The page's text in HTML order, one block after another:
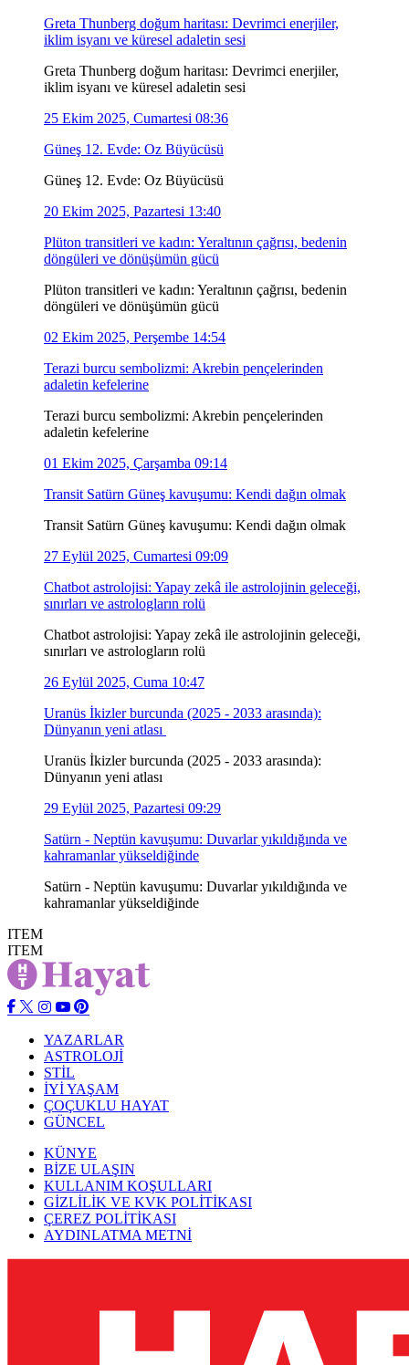
Greta Thunberg doğum haritası: Devrimci enerjiler,
iklim isyanı ve küresel adaletin sesi
Greta Thunberg doğum haritası: Devrimci enerjiler,
iklim isyanı ve küresel adaletin sesi
25 Ekim 2025, Cumartesi 08:36
Güneş 12. Evde: Oz Büyücüsü
Güneş 12. Evde: Oz Büyücüsü
20 Ekim 2025, Pazartesi 13:40
Plüton transitleri ve kadın: Yeraltının çağrısı, bedenin
döngüleri ve dönüşümün gücü
Plüton transitleri ve kadın: Yeraltının çağrısı, bedenin
döngüleri ve dönüşümün gücü
02 Ekim 2025, Perşembe 14:54
Terazi burcu sembolizmi: Akrebin pençelerinden
adaletin kefelerine
Terazi burcu sembolizmi: Akrebin pençelerinden
adaletin kefelerine
01 Ekim 2025, Çarşamba 09:14
Transit Satürn Güneş kavuşumu: Kendi dağın olmak
Transit Satürn Güneş kavuşumu: Kendi dağın olmak
27 Eylül 2025, Cumartesi 09:09
Chatbot astrolojisi: Yapay zekâ ile astrolojinin geleceği,
sınırları ve astrologların rolü
Chatbot astrolojisi: Yapay zekâ ile astrolojinin geleceği,
sınırları ve astrologların rolü
26 Eylül 2025, Cuma 10:47
Uranüs İkizler burcunda (2025 - 2033 arasında):
Dünyanın yeni atlası
Uranüs İkizler burcunda (2025 - 2033 arasında):
Dünyanın yeni atlası
29 Eylül 2025, Pazartesi 09:29
Satürn - Neptün kavuşumu: Duvarlar yıkıldığında ve
kahramanlar yükseldiğinde
Satürn - Neptün kavuşumu: Duvarlar yıkıldığında ve
kahramanlar yükseldiğinde
ITEM
ITEM
YAZARLAR
ASTROLOJİ
STİL
İYİ YAŞAM
ÇOÇUKLU HAYAT
GÜNCEL
KÜNYE
BİZE ULAŞIN
KULLANIM KOŞULLARI
GİZLİLİK VE KVK POLİTİKASI
ÇEREZ POLİTİKASI
AYDINLATMA METNİ